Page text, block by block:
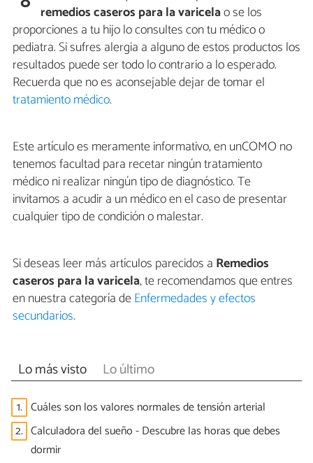
remedios caseros para la varicelao se los
proporciones a tu hijo lo consultes con tu médico o
pediatra. Si sufres alergia a alguno de estos productos los
resultados puede ser todo lo contrario a lo esperado.
Recuerda que no es aconsejable dejar de tomar el
tratamiento médico.
Este artículo es meramente informativo, en unCOMO no
tenemos facultad para recetar ningún tratamiento
médico ni realizar ningún tipo de diagnóstico. Te
invitamos a acudir a un médico en el caso de presentar
cualquier tipo de condición o malestar.
Si deseas leer más artículos parecidos a Remedios
caseros para la varicela, te recomendamos que entres
en nuestra categoría deEnfermedades y efectos
secundarios.
Lo más visto Lo último
1. Cuáles son los valores normales de tensión arterial
2. Calculadora del sueño - Descubre las horas que debes
dormir